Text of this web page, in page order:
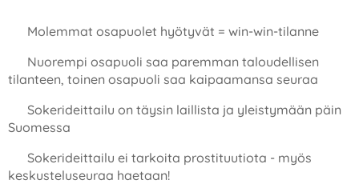
❤️ Molemmat osapuolet hyötyvät = win-win-tilanne
❤️ Nuorempi osapuoli saa paremman taloudellisen
tilanteen, toinen osapuoli saa kaipaamansa seuraa
❤️ Sokerideittailu on täysin laillista ja yleistymään päin
Suomessa
❤️ Sokerideittailu ei tarkoita prostituutiota - myös
keskusteluseuraa haetaan!